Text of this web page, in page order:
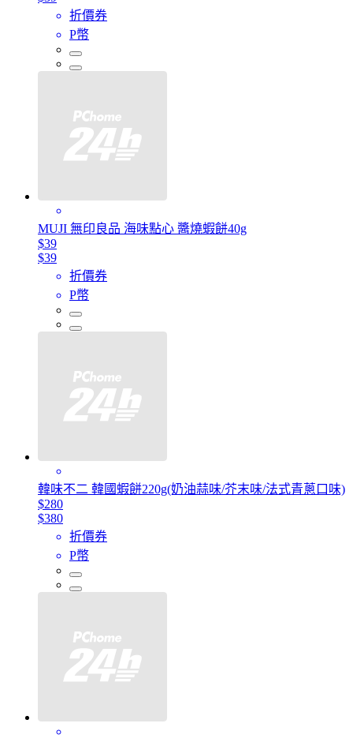
折價券
P幣
MUJI 無印良品 海味點心 醬燒蝦餅40g
$39
$39
折價券
P幣
韓味不二 韓國蝦餅220g(奶油蒜味/芥末味/法式青蔥口味)
$280
$380
折價券
P幣